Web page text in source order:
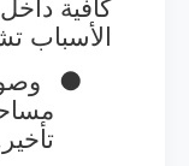
كافية
الأسباب
●